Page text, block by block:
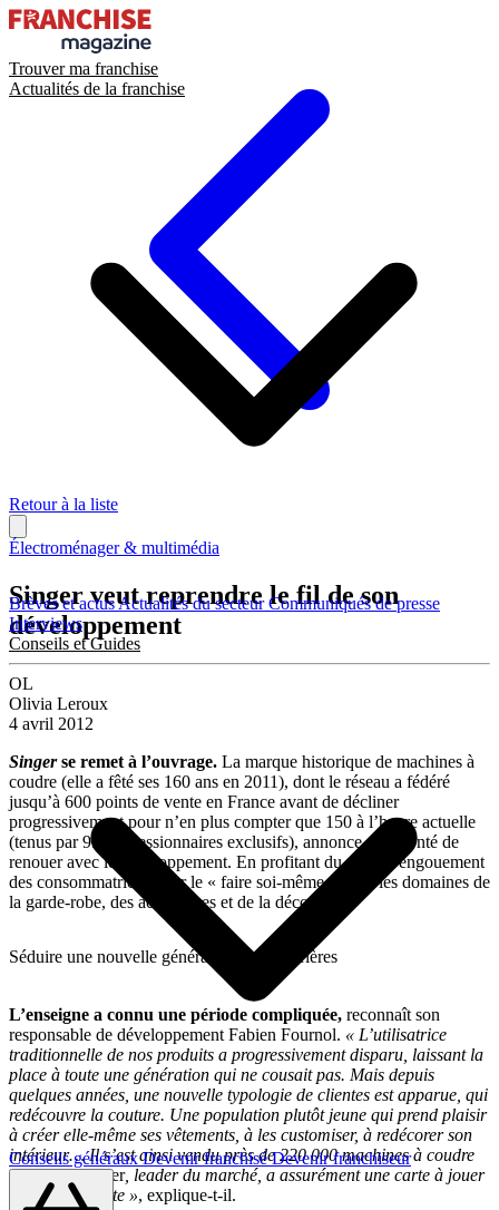
Trouver ma franchise
Actualités de la franchise
Brèves et actusActualités du secteurCommuniqués de presse
Interviews
Conseils et Guides
Conseils générauxDevenir franchiséDevenir franchiseur
Retour à la liste
Électroménager & multimédia
Singer veut reprendre le fil de son
développement
OL
Olivia Leroux
4 avril 2012
Singerse remet à l’ouvrage. La marque historique de machines à
coudre (elle a fêté ses 160 ans en 2011), dont le réseau a fédéré
jusqu’à 600 points de vente en France avant de décliner
progressivement pour n’en plus compter que 150 à l’heure actuelle
(tenus par 95 concessionnaires exclusifs), annonce sa volonté de
renouer avec le développement. En profitant du nouvel engouement
des consommatrices pour le « faire soi-même » dans les domaines de
la garde-robe, des accessoires et de la décoration.
Séduire une nouvelle génération de couturières
L’enseigne a connu une période compliquée, reconnaît son
responsable de développement Fabien Fournol. « L’utilisatrice
traditionnelle de nos produits a progressivement disparu, laissant la
place à toute une génération qui ne cousait pas. Mais depuis
quelques années, une nouvelle typologie de clientes est apparue, qui
redécouvre la couture. Une population plutôt jeune qui prend plaisir
à créer elle-même ses vêtements, à les customiser, à redécorer son
intérieur… Il s’est ainsi vendu près de 220 000 machines à coudre
en 2011 !Singer, leader du marché, a assurément une carte à jouer
dans ce contexte », explique-t-il.